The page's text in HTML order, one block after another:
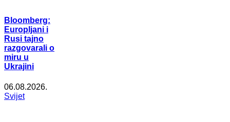
Bloomberg:
Europljani i
Rusi tajno
razgovarali o
miru u
Ukrajini
06.08.2026.
Svijet